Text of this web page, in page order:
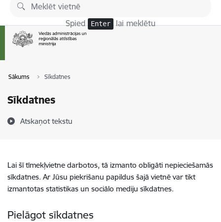
Pāriet uz lapas saturu
Spied Enter lai meklētu
Sākums Sīkdatnes
Sīkdatnes
Atskaņot tekstu
Lai šī tīmekļvietne darbotos, tā izmanto obligāti nepieciešamās
sīkdatnes. Ar Jūsu piekrišanu papildus šajā vietnē var tikt
izmantotas statistikas un sociālo mediju sīkdatnes.
Pielāgot sīkdatnes